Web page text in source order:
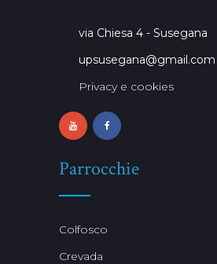
via Chiesa 4 - Susegana
upsusegana@gmail.com
Privacy e cookies
Parrocchie
Colfosco
Crevada